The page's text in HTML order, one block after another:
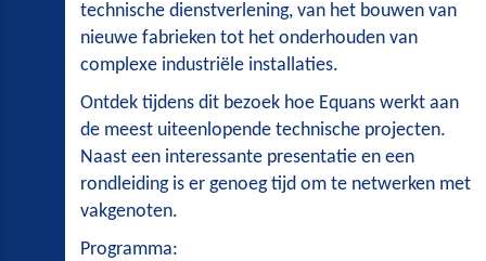
technische dienstverlening, van het bouwen van
nieuwe fabrieken tot het onderhouden van
complexe industriële installaties.
Ontdek tijdens dit bezoek hoe Equans werkt aan
de meest uiteenlopende technische projecten.
Naast een interessante presentatie en een
rondleiding is er genoeg tijd om te netwerken met
vakgenoten.
Programma: